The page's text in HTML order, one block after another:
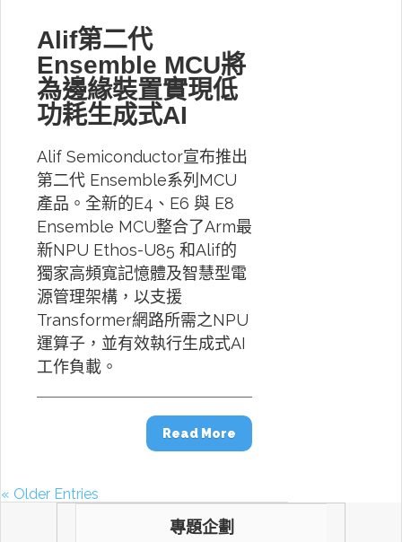
Alif第二代
Ensemble MCU將
為邊緣裝置實現低
功耗生成式AI
Alif Semiconductor宣布推出
第二代 Ensemble系列MCU
產品。全新的E4、E6 與 E8
Ensemble MCU整合了Arm最
新NPU Ethos-U85 和Alif的
獨家高頻寬記憶體及智慧型電
源管理架構，以支援
Transformer網路所需之NPU
運算子，並有效執行生成式AI
工作負載。
Read More
« Older Entries
專題企劃